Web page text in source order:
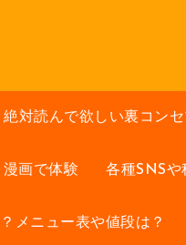
絶対読んで欲しい裏コンセ
漫画で体験 各種SNSや
メニュー表や値段は？